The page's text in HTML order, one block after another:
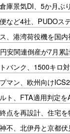
庫景気DI、5か月ぶ
など4社、PUDOス
、港湾荷役機を国内
安関連倒産が7月累
バンク、1500キロ
マン、欧州向け
ト、FTA適用判定を
点を再設計、住宅
不、北伊丹と京都